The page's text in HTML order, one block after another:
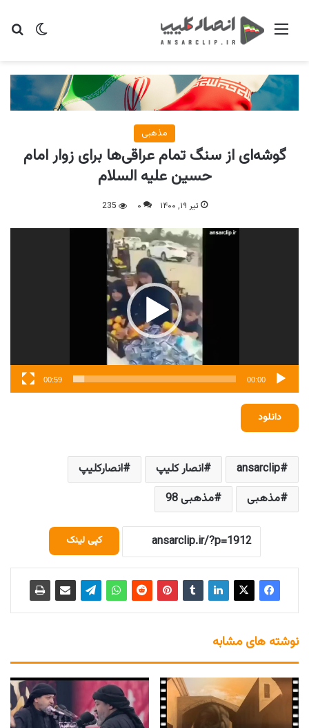
تغییر منو
مذهبی
گوشه‌ای از سنگ تمام عراقی‌ها برای زوار امام
حسین علیه السلام
تیر ۱۹, ۱۴۰۰ ۰ 235
نمایشگر
00:00
00:59
دانلود
ansarclip انصار کلیپ
انصارکلیپ
مذهبی
مذهبی 98
کپی لینک
نوشته های مشابه